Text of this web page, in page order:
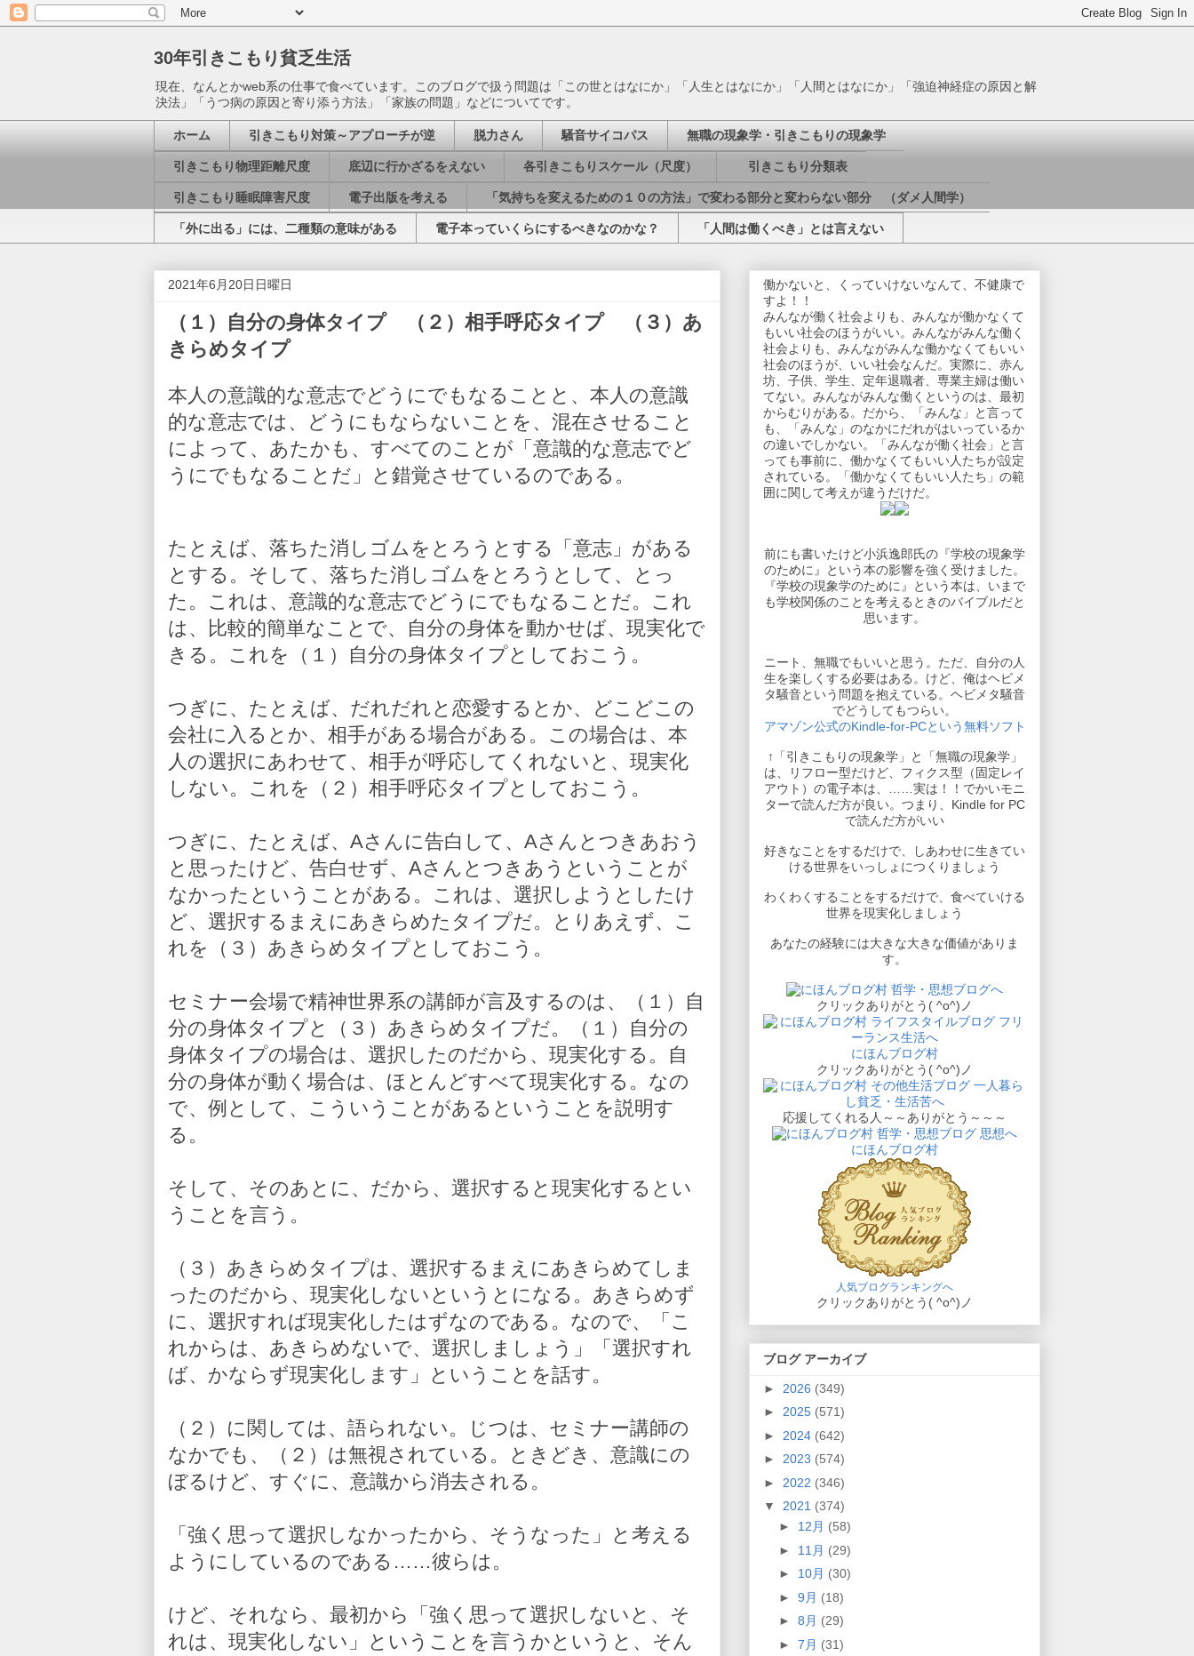
30年引きこもり貧乏生活
現在、なんとかweb系の仕事で食べています。このブログで扱う問題は「この世とはなにか」「人生とはなにか」「人間とはなにか」「強迫神経症の原因と解
決法」「うつ病の原因と寄り添う方法」「家族の問題」などについてです。
ホーム 引きこもり対策～アプローチが逆 脱力さん 騒音サイコパス 無職の現象学・引きこもりの現象学
引きこもり物理距離尺度 底辺に行かざるをえない 各引きこもりスケール（尺度） 引きこもり分類表
引きこもり睡眠障害尺度 電子出版を考える 「気持ちを変えるための１０の方法」で変わる部分と変わらない部分 （ダメ人間学）
「外に出る」には、二種類の意味がある 電子本っていくらにするべきなのかな？ 「人間は働くべき」とは言えない
2021年6月20日日曜日
（１）自分の身体タイプ （２）相手呼応タイプ （３）あ
きらめタイプ
本人の意識的な意志でどうにでもなることと、本人の意識
的な意志では、どうにもならないことを、混在させること
によって、あたかも、すべてのことが「意識的な意志でど
うにでもなることだ」と錯覚させているのである。
たとえば、落ちた消しゴムをとろうとする「意志」がある
とする。そして、落ちた消しゴムをとろうとして、とっ
た。これは、意識的な意志でどうにでもなることだ。これ
は、比較的簡単なことで、自分の身体を動かせば、現実化で
きる。これを（１）自分の身体タイプとしておこう。
つぎに、たとえば、だれだれと恋愛するとか、どこどこの
会社に入るとか、相手がある場合がある。この場合は、本
人の選択にあわせて、相手が呼応してくれないと、現実化
しない。これを（２）相手呼応タイプとしておこう。
つぎに、たとえば、Aさんに告白して、Aさんとつきあおう
と思ったけど、告白せず、Aさんとつきあうということが
なかったということがある。これは、選択しようとしたけ
ど、選択するまえにあきらめたタイプだ。とりあえず、こ
れを（３）あきらめタイプとしておこう。
セミナー会場で精神世界系の講師が言及するのは、（１）自
分の身体タイプと（３）あきらめタイプだ。（１）自分の
身体タイプの場合は、選択したのだから、現実化する。自
分の身体が動く場合は、ほとんどすべて現実化する。なの
で、例として、こういうことがあるということを説明す
る。
そして、そのあとに、だから、選択すると現実化するとい
うことを言う。
（３）あきらめタイプは、選択するまえにあきらめてしま
ったのだから、現実化しないというとになる。あきらめず
に、選択すれば現実化したはずなのである。なので、「こ
れからは、あきらめないで、選択しましょう」「選択すれ
ば、かならず現実化します」ということを話す。
（２）に関しては、語られない。じつは、セミナー講師の
なかでも、（２）は無視されている。ときどき、意識にの
ぼるけど、すぐに、意識から消去される。
「強く思って選択しなかったから、そうなった」と考える
ようにしているのである……彼らは。
けど、それなら、最初から「強く思って選択しないと、そ
れは、現実化しない」ということを言うかというと、そん
働かないと、くっていけないなんて、不健康で
すよ！！
みんなが働く社会よりも、みんなが働かなくて
もいい社会のほうがいい。みんながみんな働く
社会よりも、みんながみんな働かなくてもいい
社会のほうが、いい社会なんだ。実際に、赤ん
坊、子供、学生、定年退職者、専業主婦は働い
てない。みんながみんな働くというのは、最初
からむりがある。だから、「みんな」と言って
も、「みんな」のなかにだれがはいっているか
の違いでしかない。「みんなが働く社会」と言
っても事前に、働かなくてもいい人たちが設定
されている。「働かなくてもいい人たち」の範
囲に関して考えが違うだけだ。
前にも書いたけど小浜逸郎氏の『学校の現象学
のために』という本の影響を強く受けました。
『学校の現象学のために』という本は、いまで
も学校関係のことを考えるときのバイブルだと
思います。
ニート、無職でもいいと思う。ただ、自分の人
生を楽しくする必要はある。けど、俺はヘビメ
タ騒音という問題を抱えている。ヘビメタ騒音
でどうしてもつらい。
アマゾン公式のKindle-for-PCという無料ソフト
↑「引きこもりの現象学」と「無職の現象学」
は、リフロー型だけど、フィクス型（固定レイ
アウト）の電子本は、……実は！！でかいモニ
ターで読んだ方が良い。つまり、Kindle for PC
で読んだ方がいい
好きなことをするだけで、しあわせに生きてい
ける世界をいっしょにつくりましょう
わくわくすることをするだけで、食べていける
世界を現実化しましょう
あなたの経験には大きな大きな価値がありま
す。
クリックありがとう( ^o^)ノ
にほんブログ村
クリックありがとう( ^o^)ノ
応援してくれる人～～ありがとう～～～
にほんブログ村
人気ブログランキングへ
クリックありがとう( ^o^)ノ
ブログ アーカイブ
► 2026 (349)
► 2025 (571)
► 2024 (642)
► 2023 (574)
► 2022 (346)
▼ 2021 (374)
► 12月 (58)
► 11月 (29)
► 10月 (30)
► 9月 (18)
► 8月 (29)
► 7月 (31)